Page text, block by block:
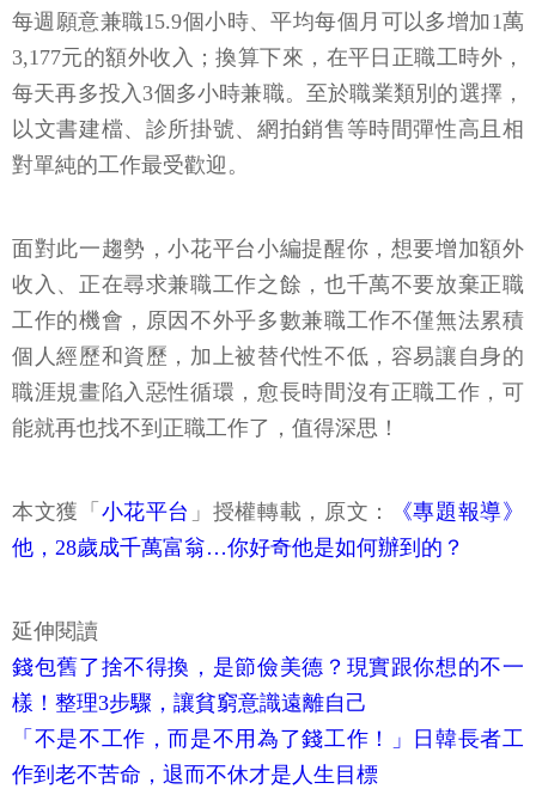
每週願意兼職15.9個小時、平均每個月可以多增加1萬
3,177元的額外收入；換算下來，在平日正職工時外，
每天再多投入3個多小時兼職。至於職業類別的選擇，
以文書建檔、診所掛號、網拍銷售等時間彈性高且相
對單純的工作最受歡迎。
面對此一趨勢，小花平台小編提醒你，想要增加額外
收入、正在尋求兼職工作之餘，也千萬不要放棄正職
工作的機會，原因不外乎多數兼職工作不僅無法累積
個人經歷和資歷，加上被替代性不低，容易讓自身的
職涯規畫陷入惡性循環，愈長時間沒有正職工作，可
能就再也找不到正職工作了，值得深思！
本文獲「 小花平台 」授權轉載，原文：
《專題報導》
他，28歲成千萬富翁…你好奇他是如何辦到的？
延伸閱讀
錢包舊了捨不得換，是節儉美德？現實跟你想的不一
樣！整理3步驟，讓貧窮意識遠離自己
「不是不工作，而是不用為了錢工作！」日韓長者工
作到老不苦命，退而不休才是人生目標